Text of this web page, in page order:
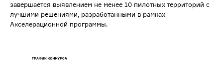
завершается выявлением не менее 10 пилотных территорий с
лучшими решениями, разработанными в рамках
Акселерационной программы.